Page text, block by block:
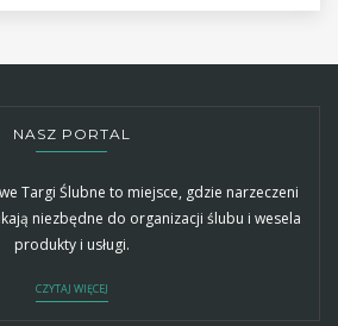
NASZ PORTAL
Targi Ślubne to miejsce, gdzie narzeczeni
niezbędne do organizacji ślubu i wesela
produkty i usługi.
CZYTAJ WIĘCEJ